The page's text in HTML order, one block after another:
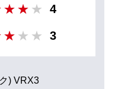
4
3
) VRX3